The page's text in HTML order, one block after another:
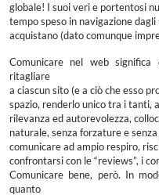
globale! I suoi veri e portentosi
tempo speso in navigazione
acquistano (dato comunque
Comunicare nel web significa
ritagliare
a ciascun sito (e a ciò che esso
spazio, renderlo unico tra i
rilevanza ed autorevolezza,
naturale, senza forzature e
comunicare ad ampio respiro,
confrontarsi con le “reviews”, i
Comunicare bene, però. In
quanto